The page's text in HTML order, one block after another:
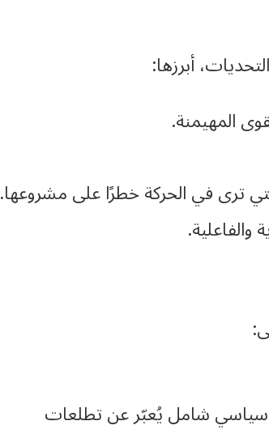
أبرزها:
المهيمنة.
ترى في الحركة خطرًا على مشروعها.
سياسي شامل يُعبّر عن تطلعات